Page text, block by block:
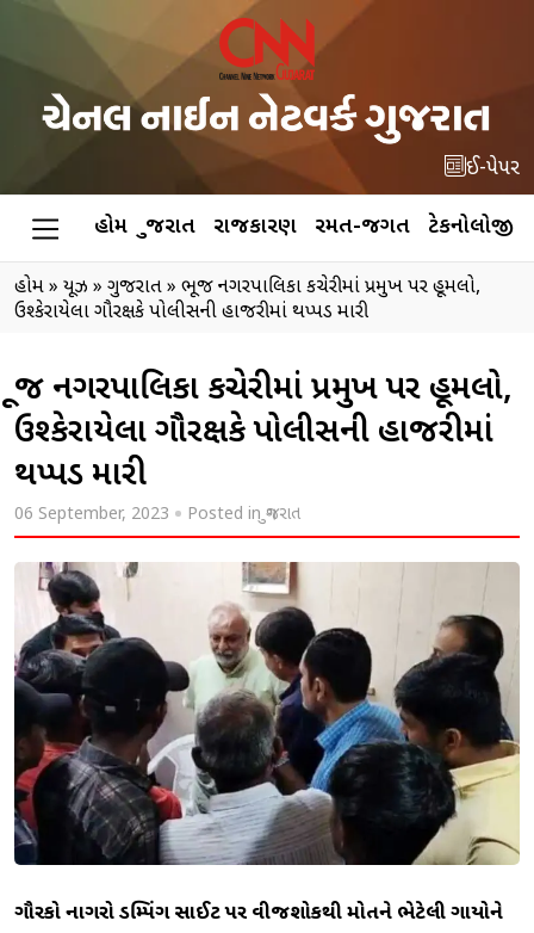
ઈ-પેપર
હોમ ગુજરાત રાજકારણ રમત-જગત ટેકનોલોજી
હોમ» ન્યૂઝ » ગુજરાત» ભૂજ નગરપાલિકા કચેરીમાં પ્રમુખ પર હૂમલો,
ઉશ્કેરાયેલા ગૌરક્ષકે પોલીસની હાજરીમાં થપ્પડ મારી
ભૂજ નગરપાલિકા કચેરીમાં પ્રમુખ પર હૂમલો,
ઉશ્કેરાયેલા ગૌરક્ષકે પોલીસની હાજરીમાં
થપ્પડ મારી
06 September, 2023 Posted inગુજરાત
ગૌરક્ષકો નાગરો ડમ્પિંગ સાઈટ પર વીજશોકથી મોતને ભેટેલી ગાયોને